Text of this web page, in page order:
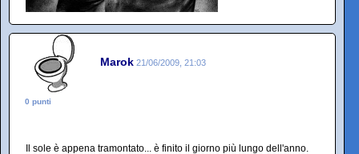
Marok 21/06/2009, 21:03
0 punti
Il sole è appena tramontato... è finito il giorno più lungo dell'anno.